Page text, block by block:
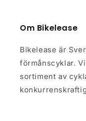
Om Bikelease
Bikelease är
förmånscyklar.
sortiment av